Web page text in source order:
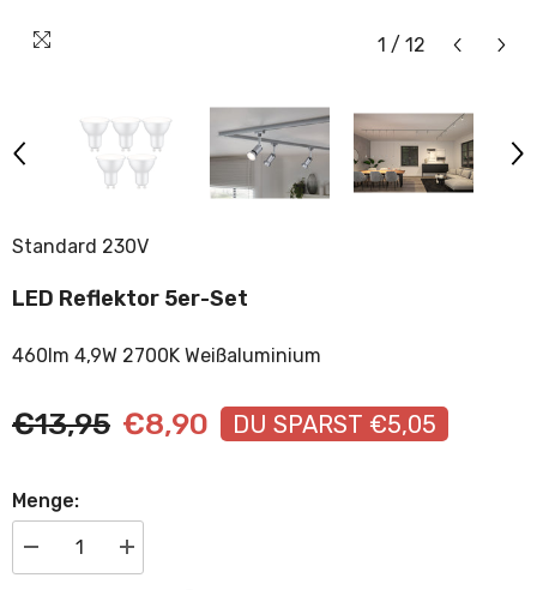
1 / 12
Standard 230V
LED Reflektor 5er-Set
460lm 4,9W 2700K Weißaluminium
€13,95 €8,90 DU SPARST €5,05
Menge:
verringern
Menge
erhöhen